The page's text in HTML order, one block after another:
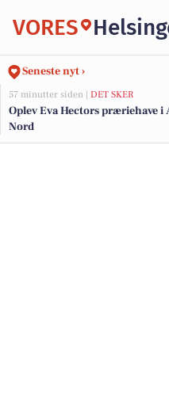
VORES
Seneste nyt ›
57 minutter siden | DET SKER
Oplev Eva Hectors præriehave i
Nord